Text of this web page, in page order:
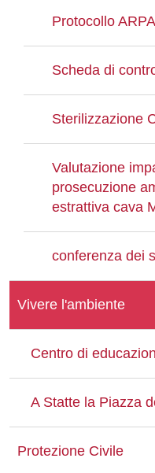
Protocollo ARPA
Scheda di
Sterilizzazione
Valutazione
prosecuzione
estrattiva cava
conferenza dei
Vivere l'ambiente
Centro di
A Statte la Piazza
Protezione Civile